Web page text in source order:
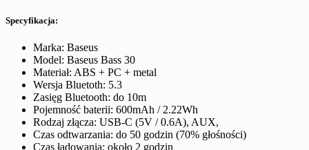
a
w
Specyfikacja:
Marka: Baseus
Model: Baseus Bass 30
Materiał: ABS + PC + metal
Wersja Bluetoth: 5.3
Zasięg Bluetooth: do 10m
Pojemność baterii: 600mAh / 2.22Wh
Rodzaj złącza: USB-C (5V / 0.6A), AUX,
Czas odtwarzania: do 50 godzin (70% głośności)
Czas ładowania: około 2 godzin